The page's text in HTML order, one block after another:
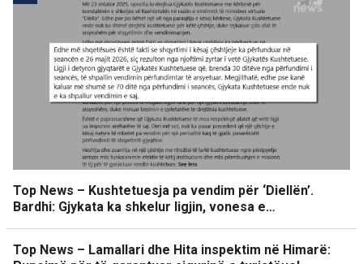
Top News – Kushtetuesja pa vendim për ‘Diellën’.
Bardhi: Gjykata ka shkelur ligjin, vonesa e…
Top News – Lamallari dhe Hita inspektim në Himarë: